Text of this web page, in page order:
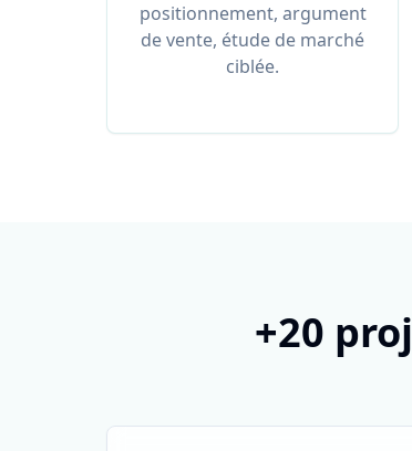
positionnement, argument
de vente, étude de marché
ciblée.
+20